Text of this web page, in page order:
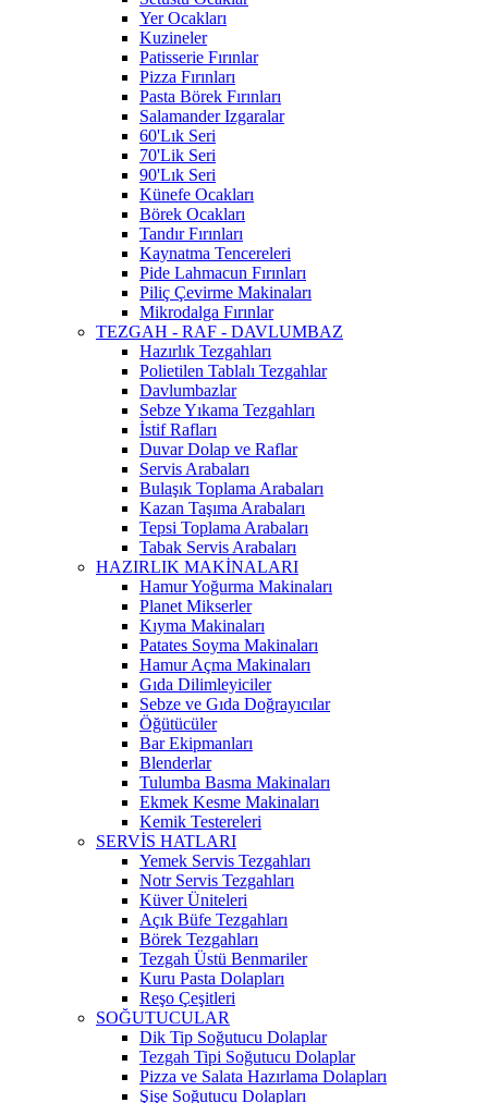
Yer Ocakları
Kuzineler
Patisserie Fırınlar
Pizza Fırınları
Pasta Börek Fırınları
Salamander Izgaralar
60'Lık Seri
70'Lik Seri
90'Lık Seri
Künefe Ocakları
Börek Ocakları
Tandır Fırınları
Kaynatma Tencereleri
Pide Lahmacun Fırınları
Piliç Çevirme Makinaları
Mikrodalga Fırınlar
TEZGAH - RAF - DAVLUMBAZ
Hazırlık Tezgahları
Polietilen Tablalı Tezgahlar
Davlumbazlar
Sebze Yıkama Tezgahları
İstif Rafları
Duvar Dolap ve Raflar
Servis Arabaları
Bulaşık Toplama Arabaları
Kazan Taşıma Arabaları
Tepsi Toplama Arabaları
Tabak Servis Arabaları
HAZIRLIK MAKİNALARI
Hamur Yoğurma Makinaları
Planet Mikserler
Kıyma Makinaları
Patates Soyma Makinaları
Hamur Açma Makinaları
Gıda Dilimleyiciler
Sebze ve Gıda Doğrayıcılar
Öğütücüler
Bar Ekipmanları
Blenderlar
Tulumba Basma Makinaları
Ekmek Kesme Makinaları
Kemik Testereleri
SERVİS HATLARI
Yemek Servis Tezgahları
Notr Servis Tezgahları
Küver Üniteleri
Açık Büfe Tezgahları
Börek Tezgahları
Tezgah Üstü Benmariler
Kuru Pasta Dolapları
Reşo Çeşitleri
SOĞUTUCULAR
Dik Tip Soğutucu Dolaplar
Tezgah Tipi Soğutucu Dolaplar
Pizza ve Salata Hazırlama Dolapları
Şişe Soğutucu Dolapları